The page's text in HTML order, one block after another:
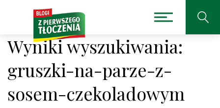
Wyniki wyszukiwania:
gruszki-na-parze-z-
sosem-czekoladowym